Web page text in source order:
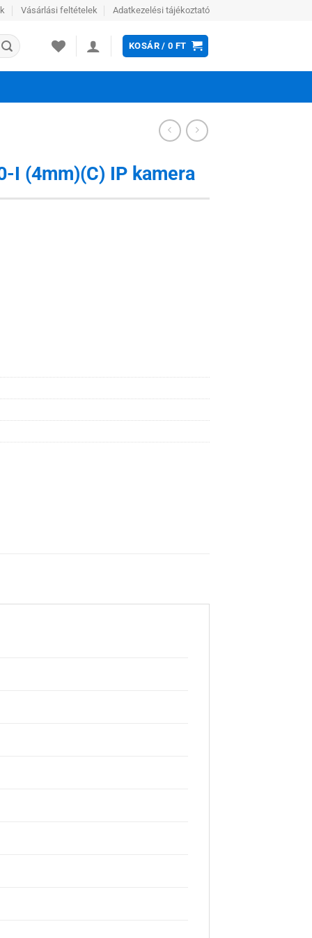
Vásárlási feltételek Adatkezelési tájékoztató
KOSÁR /0 FT
I (4mm)(C) IP kamera